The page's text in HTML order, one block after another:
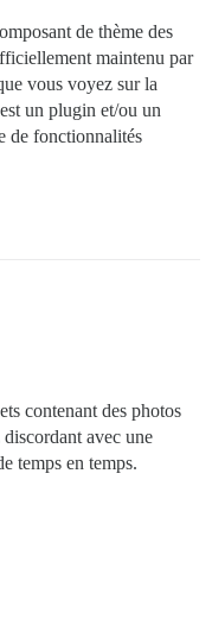
de thème des
maintenu par
vous voyez sur la
un plugin et/ou un
de fonctionnalités
contenant des photos
discordant avec une
temps en temps.